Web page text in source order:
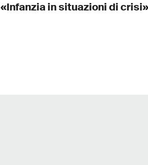
«Infanzia in situazioni di crisi»